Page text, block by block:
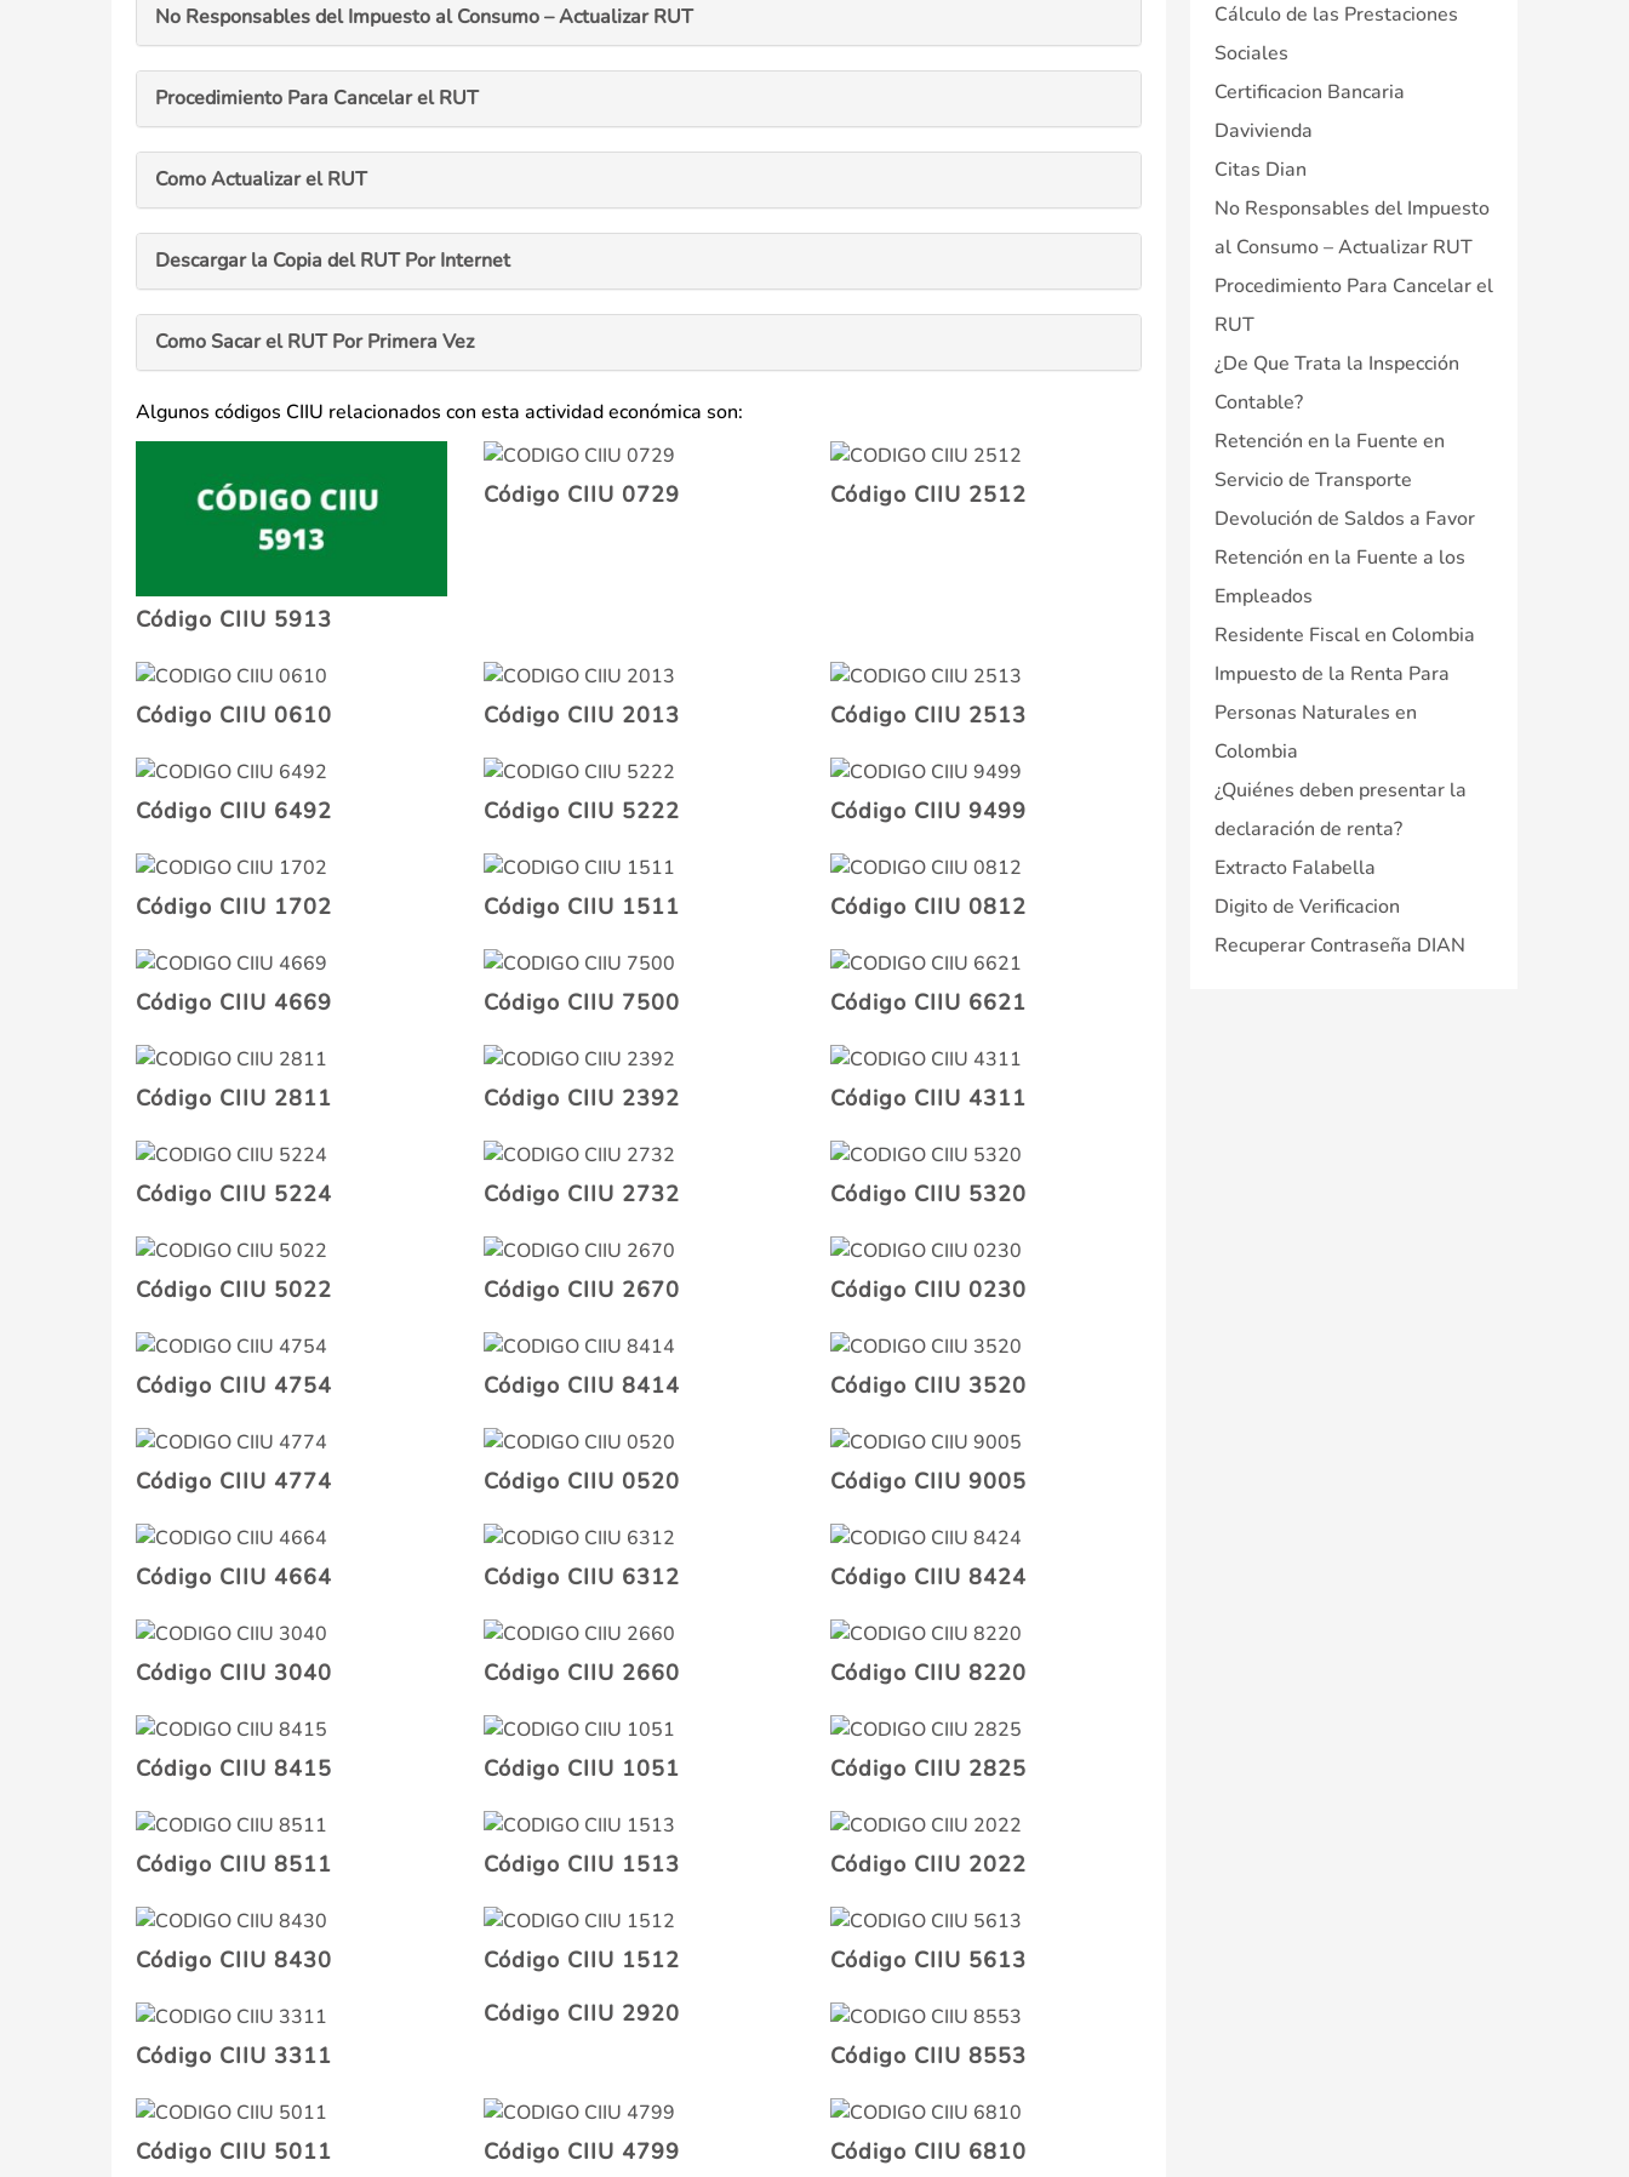
No Responsables del Impuesto al Consumo – Actualizar RUT
Procedimiento Para Cancelar el RUT
Como Actualizar el RUT
Descargar la Copia del RUT Por Internet
Como Sacar el RUT Por Primera Vez
Algunos códigos CIIU relacionados con esta actividad económica son:
Código CIIU 5913
Código CIIU 0729 Código CIIU 2512
Código CIIU 0610 Código CIIU 2013 Código CIIU 2513
Código CIIU 6492 Código CIIU 5222 Código CIIU 9499
Código CIIU 1702 Código CIIU 1511 Código CIIU 0812
Código CIIU 4669 Código CIIU 7500 Código CIIU 6621
Código CIIU 2811 Código CIIU 2392 Código CIIU 4311
Código CIIU 5224 Código CIIU 2732 Código CIIU 5320
Código CIIU 5022 Código CIIU 2670 Código CIIU 0230
Código CIIU 4754 Código CIIU 8414 Código CIIU 3520
Código CIIU 4774 Código CIIU 0520 Código CIIU 9005
Código CIIU 4664 Código CIIU 6312 Código CIIU 8424
Código CIIU 3040 Código CIIU 2660 Código CIIU 8220
Código CIIU 8415 Código CIIU 1051 Código CIIU 2825
Código CIIU 8511 Código CIIU 1513 Código CIIU 2022
Código CIIU 8430 Código CIIU 1512 Código CIIU 5613
Código CIIU 3311
Código CIIU 2920
Código CIIU 8553
Código CIIU 5011 Código CIIU 4799 Código CIIU 6810
Cálculo de las Prestaciones
Sociales
Certificacion Bancaria
Davivienda
Citas Dian
No Responsables del Impuesto
al Consumo – Actualizar RUT
Procedimiento Para Cancelar el
RUT
¿De Que Trata la Inspección
Contable?
Retención en la Fuente en
Servicio de Transporte
Devolución de Saldos a Favor
Retención en la Fuente a los
Empleados
Residente Fiscal en Colombia
Impuesto de la Renta Para
Personas Naturales en
Colombia
¿Quiénes deben presentar la
declaración de renta?
Extracto Falabella
Digito de Verificacion
Recuperar Contraseña DIAN